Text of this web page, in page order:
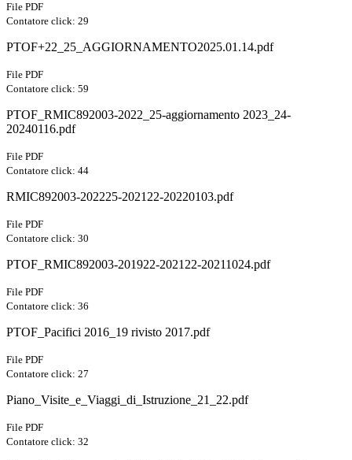
File PDF
Contatore click: 29
PTOF+22_25_AGGIORNAMENTO2025.01.14.pdf
File PDF
Contatore click: 59
PTOF_RMIC892003-2022_25-aggiornamento 2023_24-
20240116.pdf
File PDF
Contatore click: 44
RMIC892003-202225-202122-20220103.pdf
File PDF
Contatore click: 30
PTOF_RMIC892003-201922-202122-20211024.pdf
File PDF
Contatore click: 36
PTOF_Pacifici 2016_19 rivisto 2017.pdf
File PDF
Contatore click: 27
Piano_Visite_e_Viaggi_di_Istruzione_21_22.pdf
File PDF
Contatore click: 32